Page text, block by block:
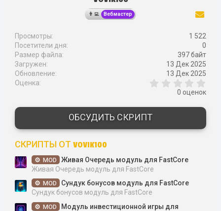
Вебмастер
Просмотры
1 522
Посетители дня
0
Размер файла
397 байт
Загружен
13 Дек 2025
Обновление
13 Дек 2025
Оценка
,
з
в
0 оценок
ОБСУДИТЬ СКРИПТ
СКРИПТЫ ОТ VOVIK100
MOD
Живая Очередь модуль для FastCore
Живая Очередь модуль для FastCore
MOD
Сундук бонусов модуль для FastCore
Сундук бонусов модуль для FastCore
MOD
Модуль инвестиционной игры для